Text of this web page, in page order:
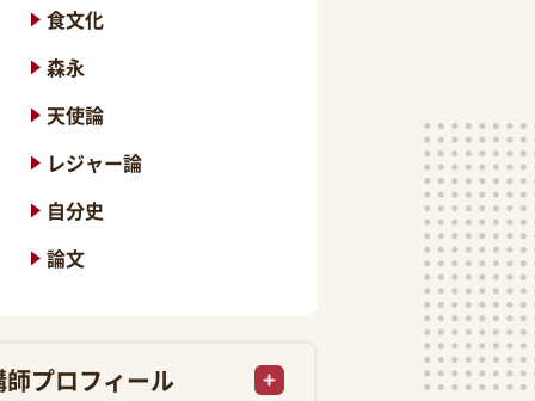
食文化
森永
天使論
レジャー論
自分史
論文
師プロフィール